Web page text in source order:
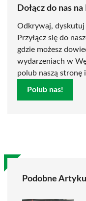
Dołącz do nas
Odkrywaj, dyskutuj
Przyłącz się do
gdzie możesz
wydarzeniach w
polub naszą stronę
Polub nas!
Podobne